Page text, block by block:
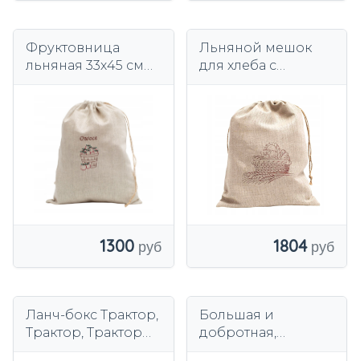
Фруктовница
льняная 33х45 см
1300
Льняной мешок
для хлеба с
Экологический
для хлеба
1804
Ланч-бокс Трактор,
Трактор, Тракторы
Большая и
добротная,